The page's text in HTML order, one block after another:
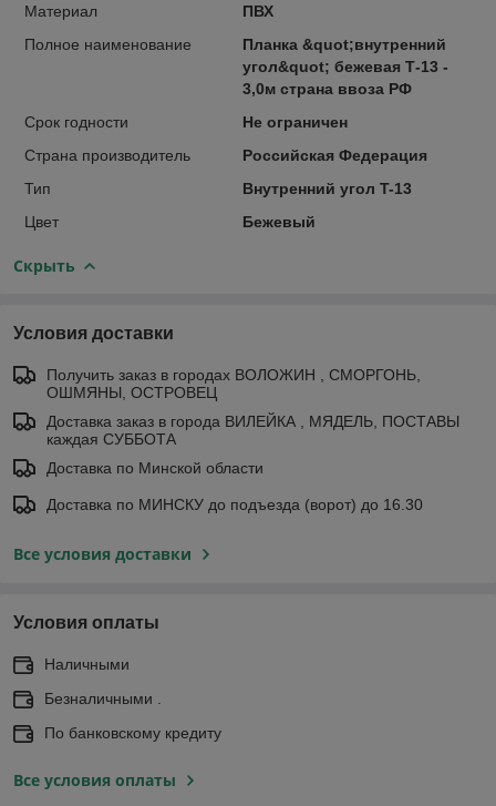
Материал
ПВХ
Полное наименование
Планка &quot;внутренний
угол&quot; бежевая Т-13 -
3,0м страна ввоза РФ
Срок годности
Не ограничен
Страна производитель
Российская Федерация
Тип
Внутренний угол T-13
Цвет
Бежевый
Скрыть
Условия доставки
Получить заказ в городах ВОЛОЖИН , СМОРГОНЬ,
ОШМЯНЫ, ОСТРОВЕЦ
Доставка заказ в города ВИЛЕЙКА , МЯДЕЛЬ, ПОСТАВЫ
каждая СУББОТА
Доставка по Минской области
Доставка по МИНСКУ до подъезда (ворот) до 16.30
Все условия доставки
Условия оплаты
Наличными
Безналичными .
По банковскому кредиту
Все условия оплаты